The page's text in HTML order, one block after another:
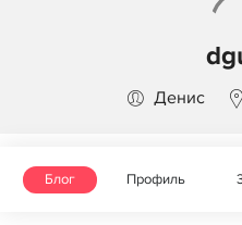
Денис
Блог Профиль